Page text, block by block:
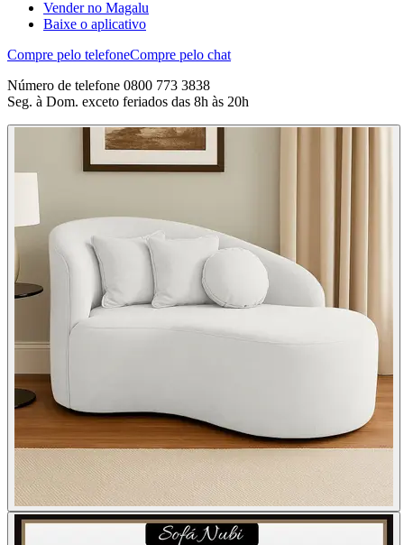
Vender no Magalu
Baixe o aplicativo
Compre pelo telefoneCompre pelo chat
Número de telefone 0800 773 3838
Seg. à Dom. exceto feriados das 8h às 20h